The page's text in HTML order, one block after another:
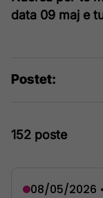
data 09 maj e
Postet:
152 poste
08/05/2026